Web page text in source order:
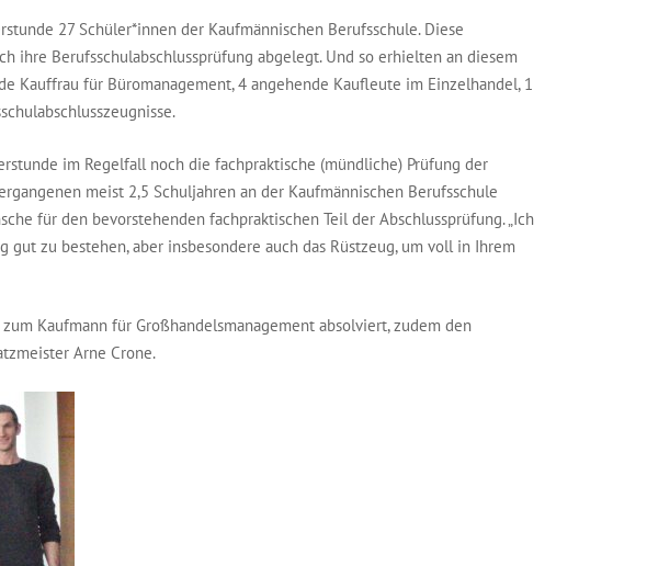
27 Schüler*innen der Kaufmännischen Berufsschule. Diese
ihre Berufsschulabschlussprüfung abgelegt. Und so erhielten an diesem
Kauffrau für Büromanagement, 4 angehende Kaufleute im Einzelhandel, 1
im Regelfall noch die fachpraktische (mündliche) Prüfung der
meist 2,5 Schuljahren an der Kaufmännischen Berufsschule
für den bevorstehenden fachpraktischen Teil der Abschlussprüfung. „Ich
zu bestehen, aber insbesondere auch das Rüstzeug, um voll in Ihrem
Kaufmann für Großhandelsmanagement absolviert, zudem den
Arne Crone.